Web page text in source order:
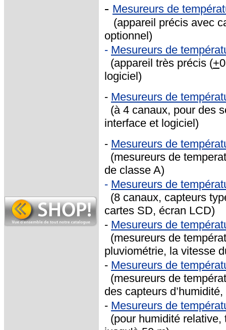
- Mesureurs de
(appareil précis avec
optionnel)
- Mesureurs de
(appareil très précis (+
logiciel)
- Mesureurs de
(à 4 canaux, pour des
interface et logiciel)
- Mesureurs de
(mesureurs de
de classe A)
- Mesureurs de
(8 canaux, capteurs
cartes SD, écran LCD)
- Mesureurs de
(mesureurs de
pluviométrie, la vitesse
- Mesureurs de
(mesureurs de
des capteurs
- Mesureurs de
(pour humidité